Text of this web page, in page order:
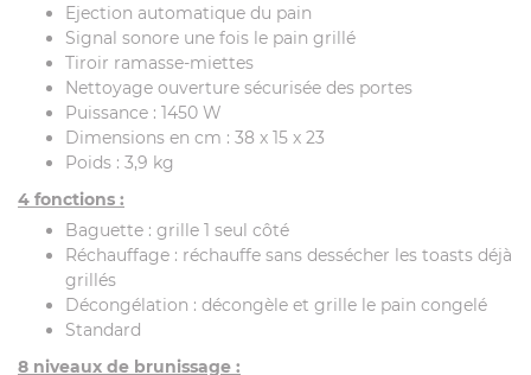
Ejection automatique du pain
Signal sonore une fois le pain grillé
Tiroir ramasse-miettes
Nettoyage ouverture sécurisée des portes
Puissance : 1450 W
Dimensions en cm : 38 x 15 x 23
Poids : 3,9 kg
4 fonctions :
Baguette : grille 1 seul côté
Réchauffage : réchauffe sans dessécher les toasts déjà
grillés
Décongélation : décongèle et grille le pain congelé
Standard
8 niveaux de brunissage :